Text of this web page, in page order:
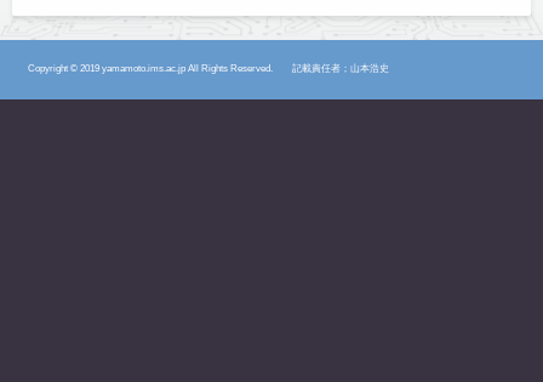
Copyright © 2019 yamamoto.ims.ac.jp All Rights Reserved. 記載責任者；山本浩史